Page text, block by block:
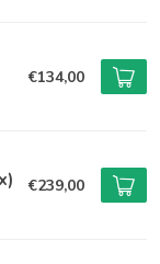
€134,00
€239,00